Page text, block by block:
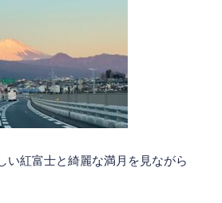
い紅富士と綺麗な満月を見ながら